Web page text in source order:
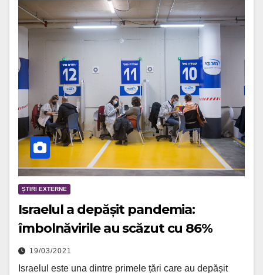
ȘTIRI EXTERNE
Israelul a depășit pandemia:
îmbolnăvirile au scăzut cu 86%
19/03/2021
Israelul este una dintre primele țări care au depășit